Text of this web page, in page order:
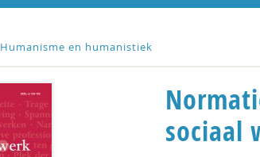
Humanisme en humanistiek
sociaal